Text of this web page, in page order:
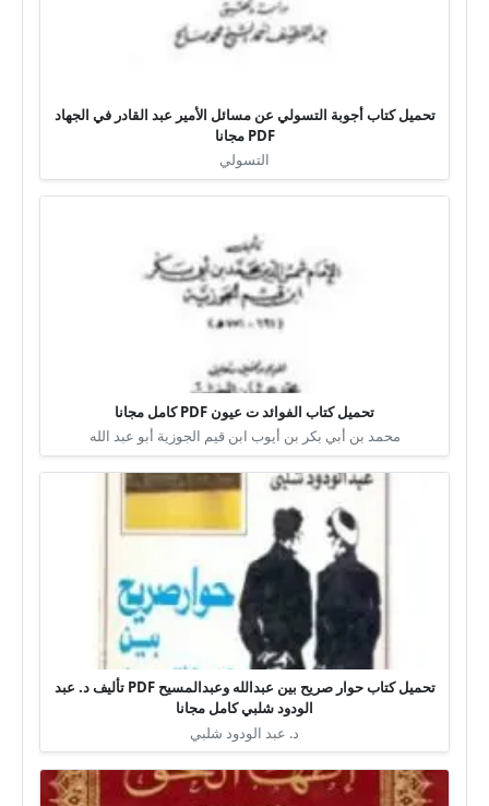
تحميل كتاب أجوبة التسولي عن مسائل الأمير عبد القادر في الجهاد
PDF مجانا
التسولي
تحميل كتاب الفوائد ت عيون PDF كامل مجانا
محمد بن أبي بكر بن أيوب ابن قيم الجوزية أبو عبد الله
تحميل كتاب حوار صريح بين عبدالله وعبدالمسيح PDF تأليف د. عبد
الودود شلبي كامل مجانا
د. عبد الودود شلبي